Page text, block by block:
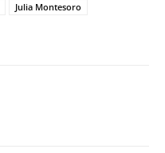
Julia Montesoro